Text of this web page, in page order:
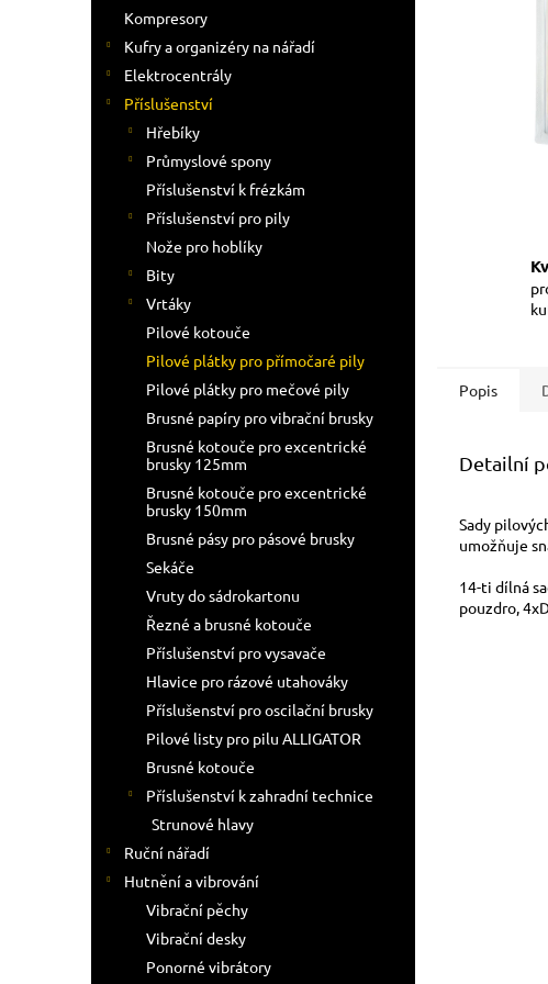
Kompresory
Kufry a organizéry na nářadí
Elektrocentrály
Příslušenství
Hřebíky
Průmyslové spony
Příslušenství k frézkám
Příslušenství pro pily
Nože pro hoblíky
Bity
Vrtáky
Pilové kotouče
Pilové plátky pro přímočaré pily
Pilové plátky pro mečové pily
Brusné papíry pro vibrační brusky
Brusné kotouče pro excentrické
brusky 125mm
Brusné kotouče pro excentrické
brusky 150mm
Brusné pásy pro pásové brusky
Sekáče
Vruty do sádrokartonu
Řezné a brusné kotouče
Příslušenství pro vysavače
Hlavice pro rázové utahováky
Příslušenství pro oscilační brusky
Pilové listy pro pilu ALLIGATOR
Brusné kotouče
Příslušenství k zahradní technice
Strunové hlavy
Ruční nářadí
Hutnění a vibrování
Vibrační pěchy
Vibrační desky
Ponorné vibrátory
Popis
Detailní
Sady
umožňuje
14-ti dílná
pouzdro,